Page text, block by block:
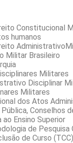
Constitucional
humanos
Militar Brasileiro
Militares
Disciplinar
Militares
dos Atos
Conselhos
Ensino Superior
de Pesquisa
de Curso (TCC)